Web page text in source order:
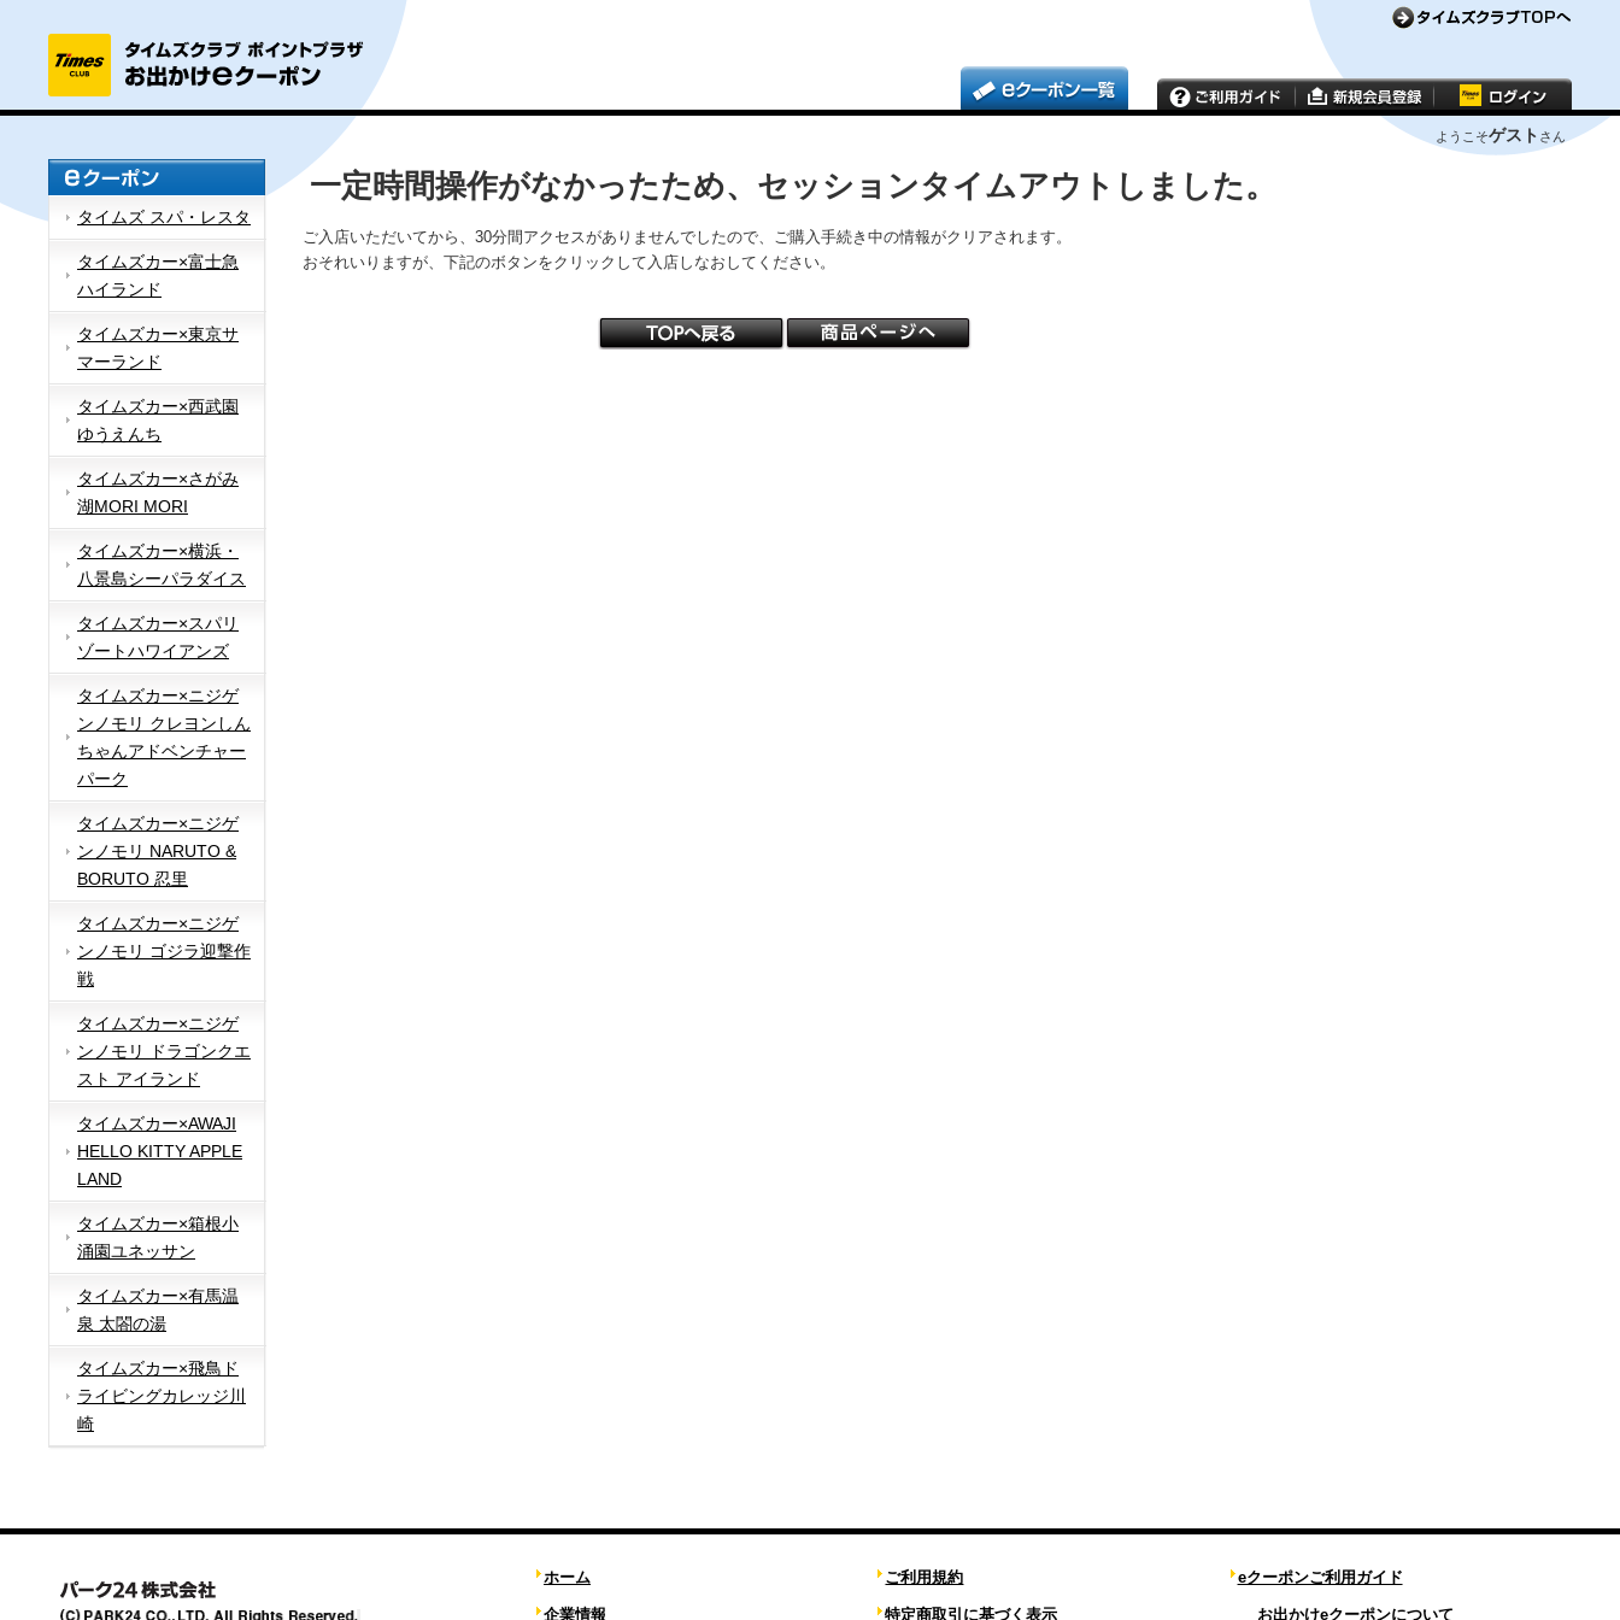
ようこそゲスト さん
タイムズ スパ・レスタ
タイムズカー×富士急
ハイランド
タイムズカー×東京サ
マーランド
タイムズカー×西武園
ゆうえんち
タイムズカー×さがみ
湖MORI MORI
タイムズカー×横浜・
八景島シーパラダイス
タイムズカー×スパリ
ゾートハワイアンズ
タイムズカー×ニジゲ
ンノモリ クレヨンしん
ちゃんアドベンチャー
パーク
タイムズカー×ニジゲ
ンノモリ NARUTO &
BORUTO 忍里
タイムズカー×ニジゲ
ンノモリ ゴジラ迎撃作
戦
タイムズカー×ニジゲ
ンノモリ ドラゴンクエ
スト アイランド
タイムズカー×AWAJI
HELLO KITTY APPLE
LAND
タイムズカー×箱根小
涌園ユネッサン
タイムズカー×有馬温
泉 太閤の湯
タイムズカー×飛鳥ド
ライビングカレッジ川
崎
一定時間操作がなかったため、セッションタイムアウトしました。
ご入店いただいてから、30分間アクセスがありませんでしたので、ご購入手続き中の情報がクリアされます。
おそれいりますが、下記のボタンをクリックして入店しなおしてください。
ホーム
企業情報
ご利用規約
特定商取引に基づく表示
eクーポンご利用ガイド
お出かけeクーポンについて